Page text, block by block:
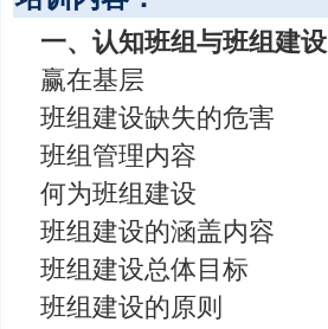
一、认知班组与班组建设
赢在基层
班组建设缺失的危害
班组管理内容
何为班组建设
班组建设的涵盖内容
班组建设总体目标
班组建设的原则